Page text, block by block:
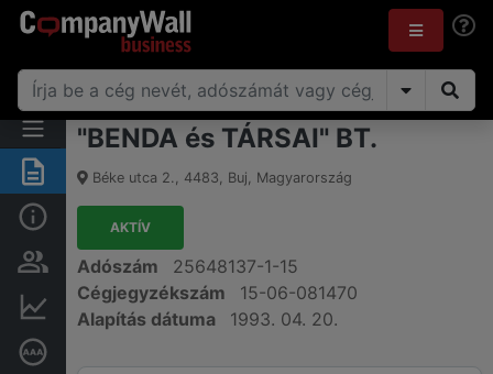
Összegzés
Alap információk
Személyek és tulajdonjog
Pénzügyi információk
"BENDA és TÁRSAI" BT.
Béke utca 2., 4483, Buj, Magyarország
AKTÍV
Adószám
25648137-1-15
Cégjegyzékszám
15-06-081470
Alapítás dátuma
1993. 04. 20.